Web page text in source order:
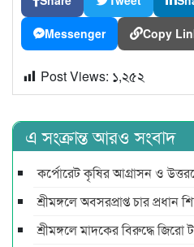
Messenger Copy
Post Views: ১,২৫২
এ সংক্রান্ত আরও সংবাদ
কর্পোরেট কৃষির আগ্রাসন ও
শ্রীমঙ্গলে অবসরপ্রাপ্ত চার প্রধান
শ্রীমঙ্গলে মাদকের বিরুদ্ধে জিরো